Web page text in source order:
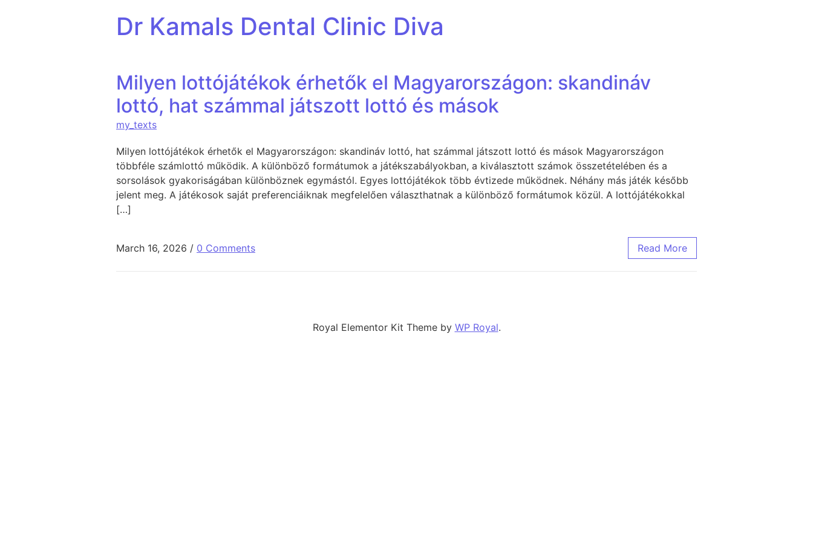
Dr Kamals Dental Clinic Diva
Milyen lottójátékok érhetők el Magyarországon: skandináv
lottó, hat számmal játszott lottó és mások
my_texts
Milyen lottójátékok érhetők el Magyarországon: skandináv lottó, hat számmal játszott lottó és mások Magyarországon
többféle számlottó működik. A különböző formátumok a játékszabályokban, a kiválasztott számok összetételében és a
sorsolások gyakoriságában különböznek egymástól. Egyes lottójátékok több évtizede működnek. Néhány más játék később
jelent meg. A játékosok saját preferenciáiknak megfelelően választhatnak a különböző formátumok közül. A lottójátékokkal
[…]
March 16, 2026 / 0 Comments Read More
Royal Elementor Kit Theme by WP Royal.